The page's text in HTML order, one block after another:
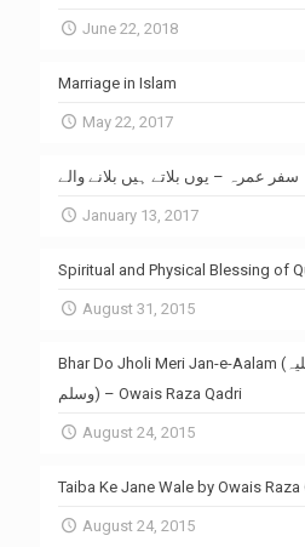
June 22, 2018
Marriage in Islam
May 22, 2017
سفر عمرہ – یوں بلاتے ہیں بلانے والے
January 13, 2017
Spiritual and Physical Blessing of
August 31, 2015
Bhar Do Jholi Meri Jan-e-Aalam (صلی اللہ علیہ
وسلم) – Owais Raza Qadri
August 24, 2015
Taiba Ke Jane Wale by Owais Raza
August 24, 2015